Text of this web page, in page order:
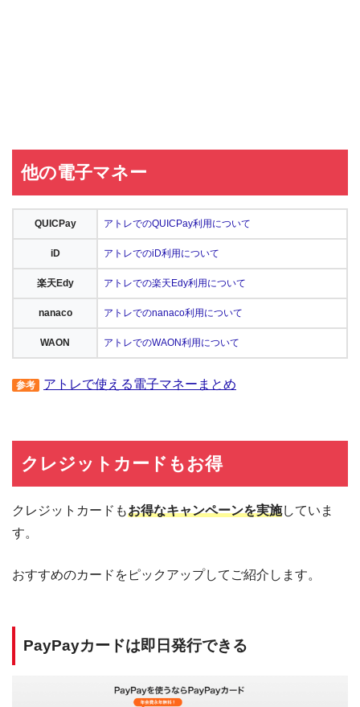
他の電子マネー
QUICPay アトレでのQUICPay利用について
iD アトレでのiD利用について
楽天Edy アトレでの楽天Edy利用について
nanaco アトレでのnanaco利用について
WAON アトレでのWAON利用について
参考 アトレで使える電子マネーまとめ
クレジットカードもお得
クレジットカードもお得なキャンペーンを実施していま
す。
おすすめのカードをピックアップしてご紹介します。
PayPayカードは即日発行できる